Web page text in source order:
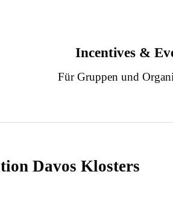
Incentives &
Für Gruppen und
Davos Klosters